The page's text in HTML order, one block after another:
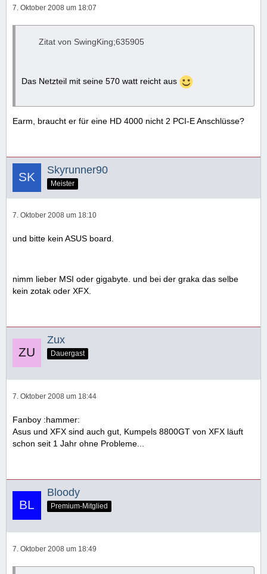
7. Oktober 2008 um 18:07
Zitat von SwingKing;635905
Das Netzteil mit seine 570 watt reicht aus
Earm, braucht er für eine HD 4000 nicht 2 PCI-E Anschlüsse?
Skyrunner90
Meister
7. Oktober 2008 um 18:10
und bitte kein ASUS board.
nimm lieber MSI oder gigabyte. und bei der graka das selbe
kein zotak oder XFX.
Zux
Dauergast
7. Oktober 2008 um 18:44
Fanboy :hammer:
Asus und XFX sind auch gut, Kumpels 8800GT von XFX läuft
schon seit 1 Jahr ohne Probleme...
Bloody
Premium-Mitglied
7. Oktober 2008 um 18:49